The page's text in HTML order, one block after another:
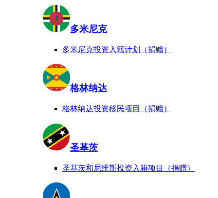
多米尼克
多米尼克投资入籍计划（捐赠）
格林纳达
格林纳达投资移民项目（捐赠）
圣基茨
圣基茨和尼维斯投资入籍项目（捐赠）